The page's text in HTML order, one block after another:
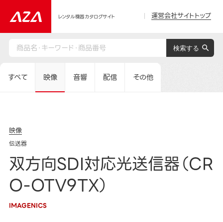
レンタル機器カタログサイト 運営会社サイトトップ
すべて 映像 音響 配信 その他
映像
伝送器
双方向SDI対応光送信器（CR
O-OTV9TX）
IMAGENICS